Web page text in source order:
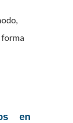
forma
en